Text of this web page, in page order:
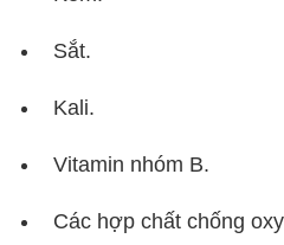
Sắt.
Kali.
Vitamin nhóm B.
Các hợp chất chống